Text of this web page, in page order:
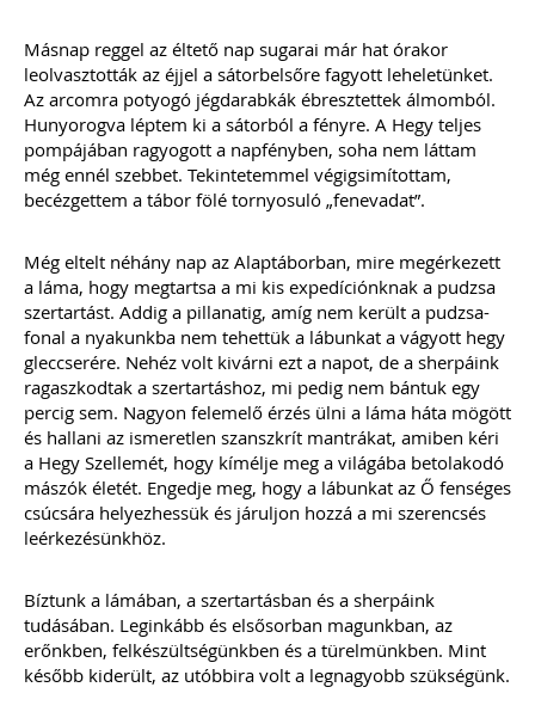
Még több szakmai cikk »
Másnap reggel az éltető nap sugarai már hat órakor
leolvasztották az éjjel a sátorbelsőre fagyott leheletünket.
Az arcomra potyogó jégdarabkák ébresztettek álmomból.
Hunyorogva léptem ki a sátorból a fényre. A Hegy teljes
pompájában ragyogott a napfényben, soha nem láttam
még ennél szebbet. Tekintetemmel végigsimítottam,
becézgettem a tábor fölé tornyosuló „fenevadat”.
Még eltelt néhány nap az Alaptáborban, mire megérkezett
a láma, hogy megtartsa a mi kis expedíciónknak a pudzsa
szertartást. Addig a pillanatig, amíg nem került a pudzsa-
fonal a nyakunkba nem tehettük a lábunkat a vágyott hegy
gleccserére. Nehéz volt kivárni ezt a napot, de a sherpáink
ragaszkodtak a szertartáshoz, mi pedig nem bántuk egy
percig sem. Nagyon felemelő érzés ülni a láma háta mögött
és hallani az ismeretlen szanszkrít mantrákat, amiben kéri
a Hegy Szellemét, hogy kímélje meg a világába betolakodó
mászók életét. Engedje meg, hogy a lábunkat az Ő fenséges
csúcsára helyezhessük és járuljon hozzá a mi szerencsés
leérkezésünkhöz.
Bíztunk a lámában, a szertartásban és a sherpáink
tudásában. Leginkább és elsősorban magunkban, az
erőnkben, felkészültségünkben és a türelmünkben. Mint
később kiderült, az utóbbira volt a legnagyobb szükségünk.